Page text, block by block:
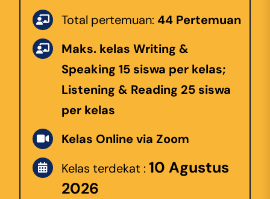
Total pertemuan: 44 Pertemuan
Maks. kelas Writing &
Speaking 15 siswa per kelas;
Listening & Reading 25 siswa
per kelas
Kelas Online via Zoom
Kelas terdekat : 10 Agustus
2026